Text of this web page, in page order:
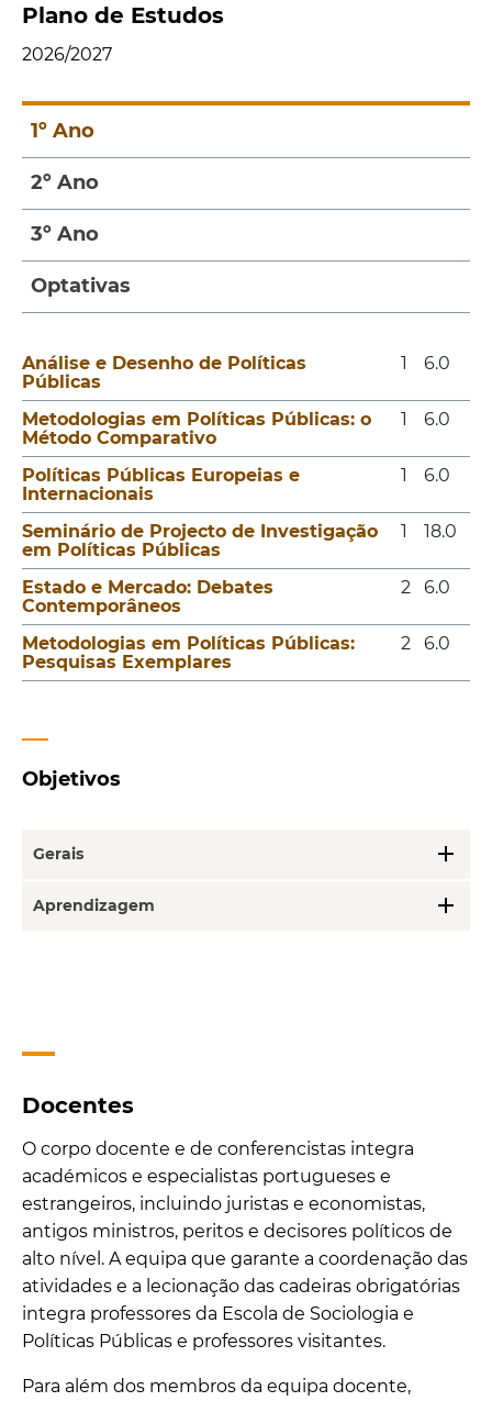
Plano de Estudos
2026/2027
1º Ano
2º Ano
3º Ano
Optativas
Análise e Desenho de Políticas
Públicas
1 6.0
Metodologias em Políticas Públicas: o
Método Comparativo
1 6.0
Políticas Públicas Europeias e
Internacionais
1 6.0
Seminário de Projecto de Investigação
em Políticas Públicas
1 18.0
Estado e Mercado: Debates
Contemporâneos
2 6.0
Metodologias em Políticas Públicas:
Pesquisas Exemplares
2 6.0
Objetivos
Gerais add
Aprendizagem add
Docentes
O corpo docente e de conferencistas integra
académicos e especialistas portugueses e
estrangeiros, incluindo juristas e economistas,
antigos ministros, peritos e decisores políticos de
alto nível. A equipa que garante a coordenação das
atividades e a lecionação das cadeiras obrigatórias
integra professores da Escola de Sociologia e
Políticas Públicas e professores visitantes.
Para além dos membros da equipa docente,